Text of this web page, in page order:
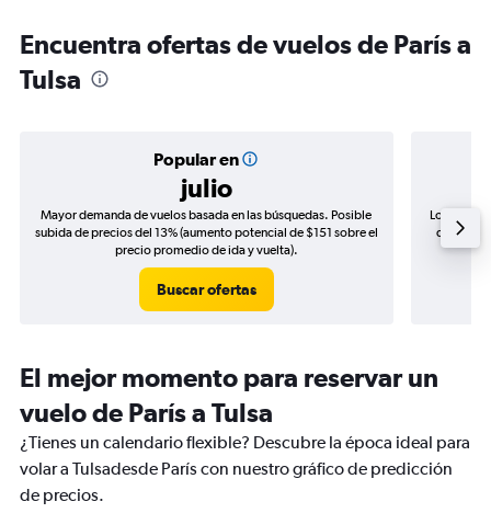
Encuentra ofertas de vuelos de París a
Tulsa
Popular en
julio
Mayor demanda de vuelos basada en las búsquedas. Posible
subida de precios del 13% (aumento potencial de $151 sobre el
precio promedio de ida y vuelta).
Buscar ofertas
Los
de
El mejor momento para reservar un
vuelo de París a Tulsa
¿Tienes un calendario flexible? Descubre la época ideal para
volar a Tulsadesde París con nuestro gráfico de predicción
de precios.